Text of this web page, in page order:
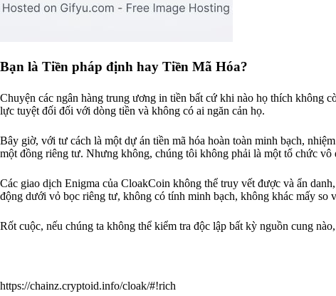
Bạn là Tiền pháp định hay Tiền Mã Hóa?
Chuyện các ngân hàng trung ương in tiền bất cứ khi nào họ thích không
lực tuyệt đối đối với dòng tiền và không có ai ngăn cản họ.
Bây giờ, với tư cách là một dự án tiền mã hóa hoàn toàn minh bạch,
một đồng riêng tư. Nhưng không, chúng tôi không phải là một tổ chức vô
Các giao dịch Enigma của CloakCoin không thể truy vết được và ẩn
động dưới vỏ bọc riêng tư, không có tính minh bạch, không khác mấy so
Rốt cuộc, nếu chúng ta không thể kiểm tra độc lập bất kỳ nguồn cung
https://chainz.cryptoid.info/cloak/#!rich